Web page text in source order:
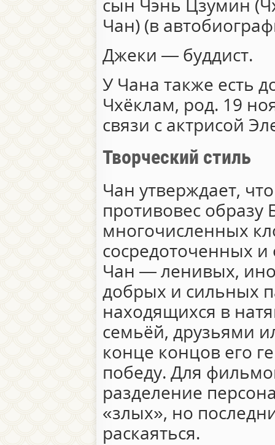
сын Чэнь Цзумин
Чан) (в
Джеки — буддист.
У Чана также есть
Чхёклам, род. 19
связи с актрисой
Творческий стиль
Чан утверждает,
противовес образу
многочисленных
сосредоточенных
Чан — ленивых,
добрых и сильных
находящихся в
семьёй, друзьями
конце концов его
победу. Для
разделение
«злых», но
раскаяться.